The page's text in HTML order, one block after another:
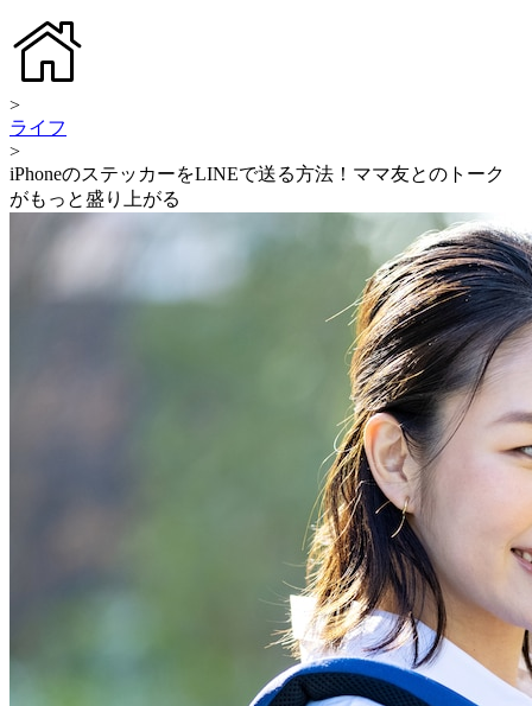
>
ライフ
>
iPhoneのステッカーをLINEで送る方法！ママ友とのトーク
がもっと盛り上がる